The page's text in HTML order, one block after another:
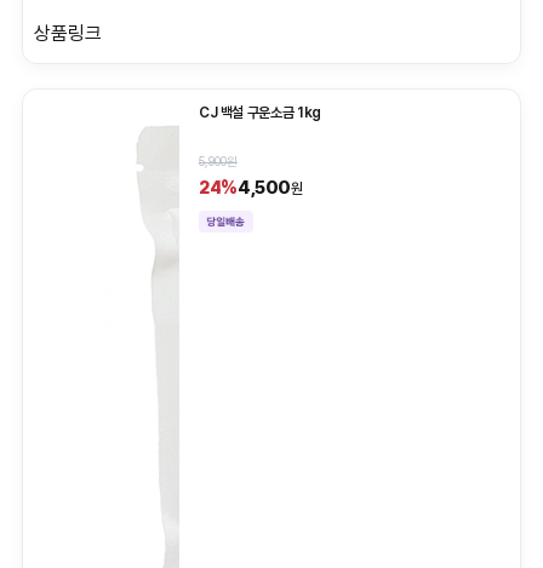
상품링크
CJ 백설 구운소금 1kg
5,900원
24%4,500원